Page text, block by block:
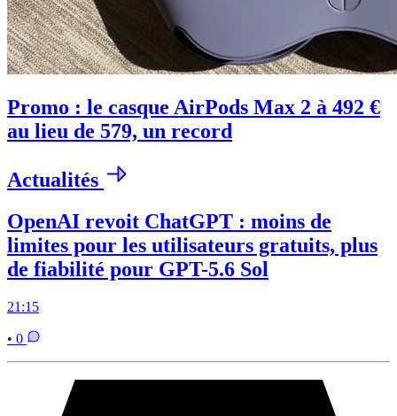
Promo : le casque AirPods Max 2 à 492 €
au lieu de 579, un record
Actualités
OpenAI revoit ChatGPT : moins de
limites pour les utilisateurs gratuits, plus
de fiabilité pour GPT-5.6 Sol
21:15
• 0